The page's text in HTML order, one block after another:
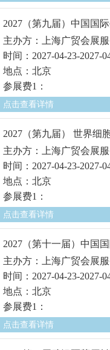
2027（第九届）中国国
主办方：上海广贸会展
时间：2027-04-23-2027-
地点：北京
参展费1：
点击查看详情
2027（第九届） 世界细
主办方：上海广贸会展
时间：2027-04-23-2027-
地点：北京
参展费1：
点击查看详情
2027（第十一届）中国
主办方：上海广贸会展
时间：2027-04-23-2027-
地点：北京
参展费1：
点击查看详情